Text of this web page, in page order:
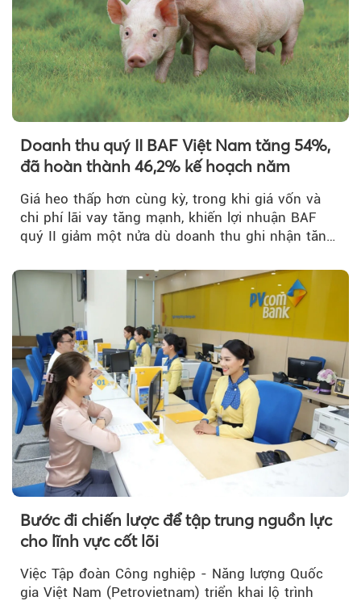
Doanh thu quý II BAF Việt Nam tăng 54%,
đã hoàn thành 46,2% kế hoạch năm
Giá heo thấp hơn cùng kỳ, trong khi giá vốn và
chi phí lãi vay tăng mạnh, khiến lợi nhuận BAF
quý II giảm một nửa dù doanh thu ghi nhận tăng
Bước đi chiến lược để tập trung nguồn lực
cho lĩnh vực cốt lõi
Việc Tập đoàn Công nghiệp - Năng lượng Quốc
gia Việt Nam (Petrovietnam) triển khai lộ trình